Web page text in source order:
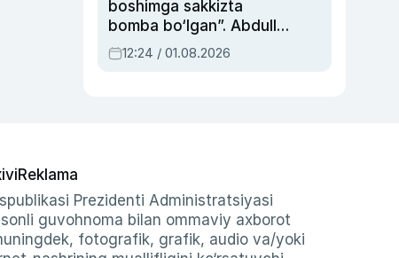
boshimga sakkizta
bomba bo‘lgan”. Abdulla
Oripovni siyosiy
ayblovlardan asrab
12:24 / 01.08.2026
Reklama
Prezidenti Administratsiyasi
guvohnoma bilan ommaviy axborot
fotografik, grafik, audio va/yoki